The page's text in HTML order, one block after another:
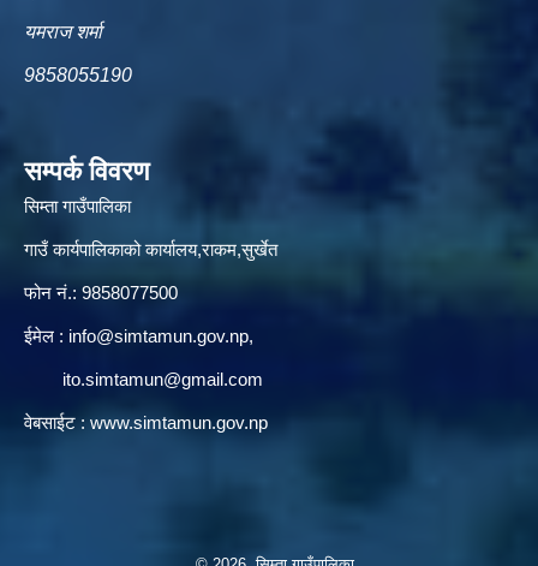
यमराज शर्मा
9858055190
सम्पर्क विवरण
सिम्ता गाउँपालिका
गाउँ कार्यपालिकाको कार्यालय,राकम,सुर्खेत
फोन नं.: 9858077500
ईमेल‌ : info@simtamun.gov.np,
ito.simtamun@gmail.com
वेबसाईट : www.simtamun.gov.np